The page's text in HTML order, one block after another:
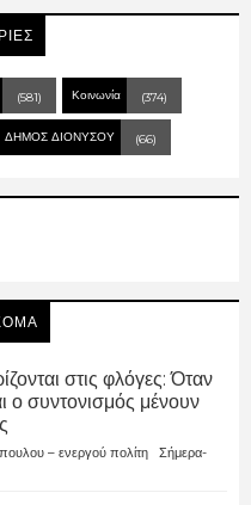
(581) Κοινωνία (374)
ΔΗΜΟΣ ΔΙΟΝΥΣΟΥ (66)
στις φλόγες: Όταν
ο συντονισμός μένουν
– ενεργού πολίτη Σήμερα-